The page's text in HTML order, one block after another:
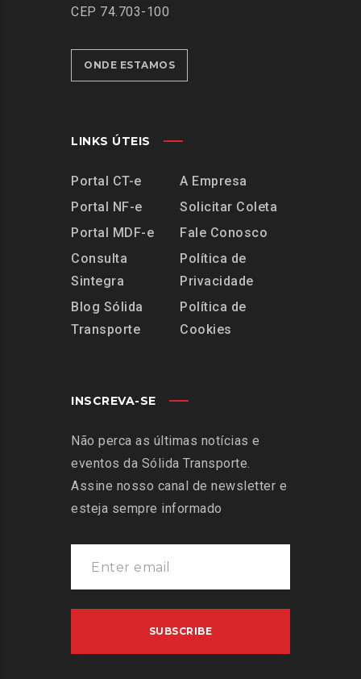
CEP 74.703-100
ONDE ESTAMOS
LINKS ÚTEIS
Portal CT-e
Portal NF-e
Portal MDF-e
Consulta
Sintegra
Blog Sólida
Transporte
A Empresa
Solicitar Coleta
Fale Conosco
Política de
Privacidade
Política de
Cookies
INSCREVA-SE
Não perca as últimas notícias e
eventos da Sólida Transporte.
Assine nosso canal de newsletter e
esteja sempre informado